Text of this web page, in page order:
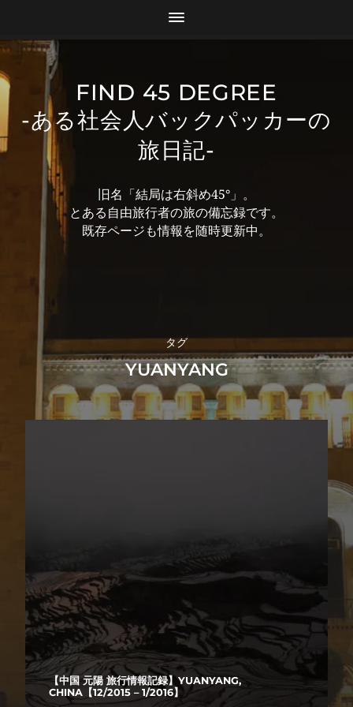
FIND 45 DEGREE
-ある社会人バックパッカーの
旅日記-
旧名「結局は右斜め45°」。
とある自由旅行者の旅の備忘録です。
既存ページも情報を随時更新中。
タグ
YUANYANG
【中国 元陽 旅行情報記録】YUANYANG,
CHINA【12/2015 – 1/2016】